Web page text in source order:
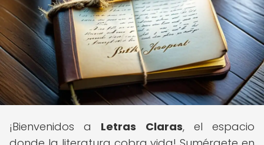
¡Bienvenidos a Letras Claras, el espacio